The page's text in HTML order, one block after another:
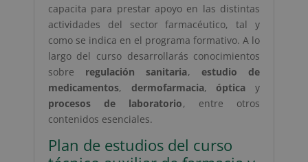
capacita para prestar apoyo en las distintas
actividades del sector farmacéutico, tal y
como se indica en el programa formativo. A lo
largo del curso desarrollarás conocimientos
sobre regulación sanitaria, estudio de
medicamentos, dermofarmacia,ópticay
procesos de laboratorio, entre otros
contenidos esenciales.
Plan de estudios del curso